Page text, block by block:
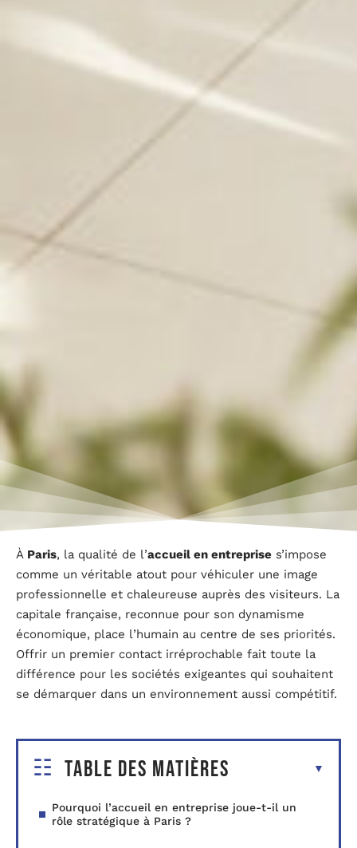
À Paris, la qualité de l’accueil en entreprise s’impose
comme un véritable atout pour véhiculer une image
professionnelle et chaleureuse auprès des visiteurs. La
capitale française, reconnue pour son dynamisme
économique, place l’humain au centre de ses priorités.
Offrir un premier contact irréprochable fait toute la
différence pour les sociétés exigeantes qui souhaitent
se démarquer dans un environnement aussi compétitif.
Table des matières
Pourquoi l’accueil en entreprise joue-t-il un
rôle stratégique à Paris ?